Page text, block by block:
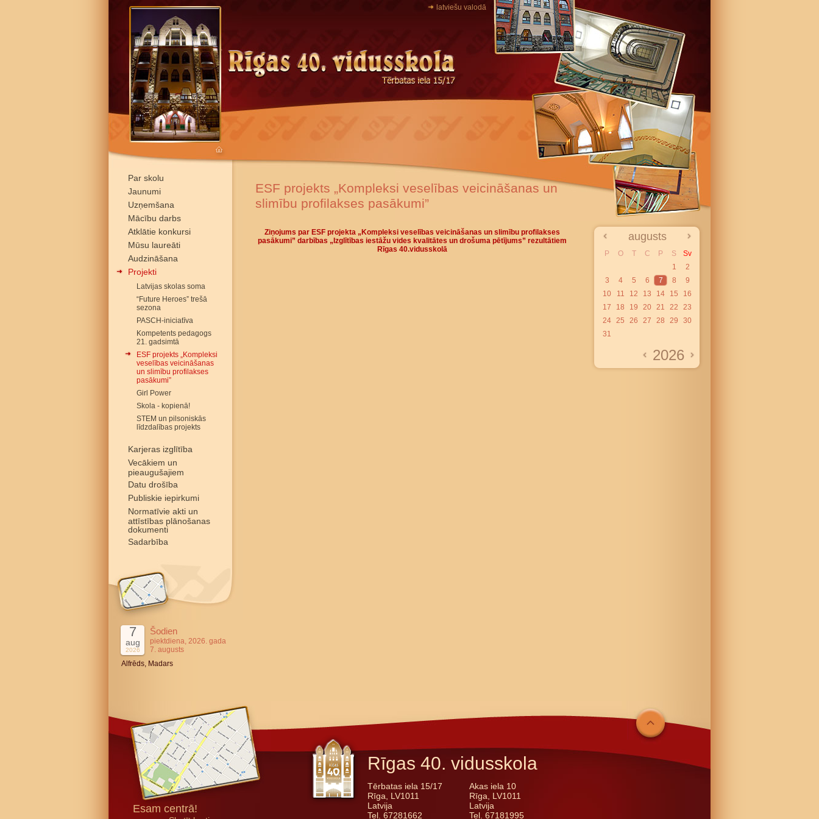
latviešu valodā
Par skolu
Jaunumi
Uzņemšana
Mācību darbs
Atklātie konkursi
Mūsu laureāti
Audzināšana
Projekti
Latvijas skolas soma
“Future Heroes” trešā
sezona
PASCH-iniciatīva
Kompetents pedagogs
21. gadsimtā
ESF projekts „Kompleksi
veselības veicināšanas
un slimību profilakses
pasākumi”
Girl Power
Skola - kopienā!
STEM un pilsoniskās
līdzdalības projekts
Karjeras izglītība
Vecākiem un
pieaugušajiem
Datu drošība
Publiskie iepirkumi
Normatīvie akti un
attīstības plānošanas
dokumenti
Sadarbība
7
aug
2026
Šodien
piektdiena, 2026. gada
7. augusts
Alfrēds, Madars
ESF projekts „Kompleksi veselības veicināšanas un
slimību profilakses pasākumi”
Ziņojums par ESF projekta „Kompleksi veselības veicināšanas un slimību profilakses
pasākumi” darbības „Izglītības iestāžu vides kvalitātes un drošuma pētījums” rezultātiem
Rīgas 40.vidusskolā
augusts
P O T C P S
Sv
1
2
3
4 5 6 7 8
9
10
11 12 13 14 15
16
17
18 19 20 21 22
23
24 25 26 27 28 29
30
31
2026
Esam centrā!
Rīgas 40. vidusskola
Tērbatas iela 15/17
Rīga, LV1011
Latvija
Tel. 67281662
Akas iela 10
Rīga, LV1011
Latvija
Tel. 67181995